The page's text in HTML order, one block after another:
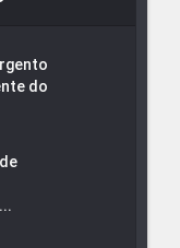
do